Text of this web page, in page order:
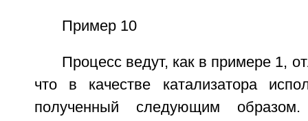
Пример 10
Процесс ведут, как в примере 1,
что в качестве катализатора
полученный следующим